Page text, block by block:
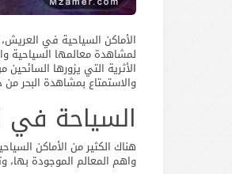
الأماكن السياحية في
لمشاهدة معالمها السياحية
الأثرية التي يزورها
والاستمتاع بمشاهدة البحر
السياحة في
هناك الكثير من الأماكن
واهم المعالم الموجودة